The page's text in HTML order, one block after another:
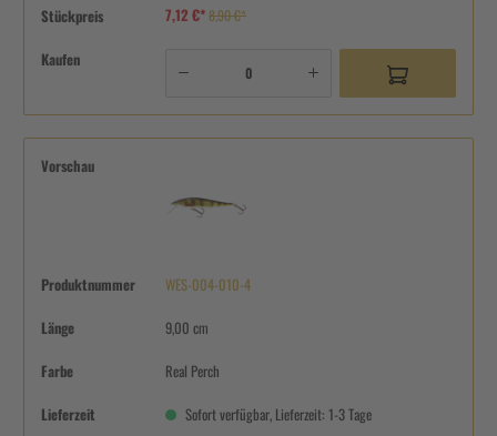
Stückpreis 7,12 €*8,90 €*
Kaufen
Vorschau
Produktnummer WES-004-010-4
Länge 9,00 cm
Farbe Real Perch
Lieferzeit Sofort verfügbar, Lieferzeit: 1-3 Tage